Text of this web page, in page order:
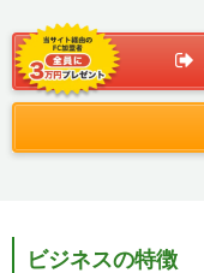
ビジネスの特徴